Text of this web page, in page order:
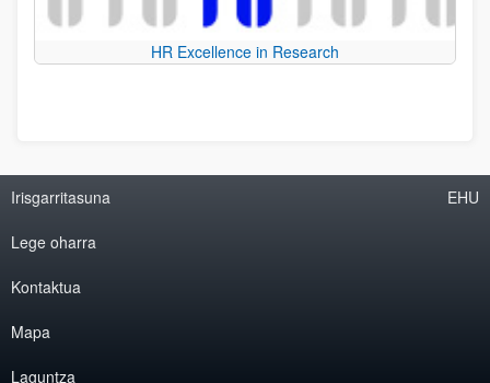
HR Excellence in Research
Irisgarritasuna
Lege oharra
Kontaktua
Mapa
Laguntza
EHU